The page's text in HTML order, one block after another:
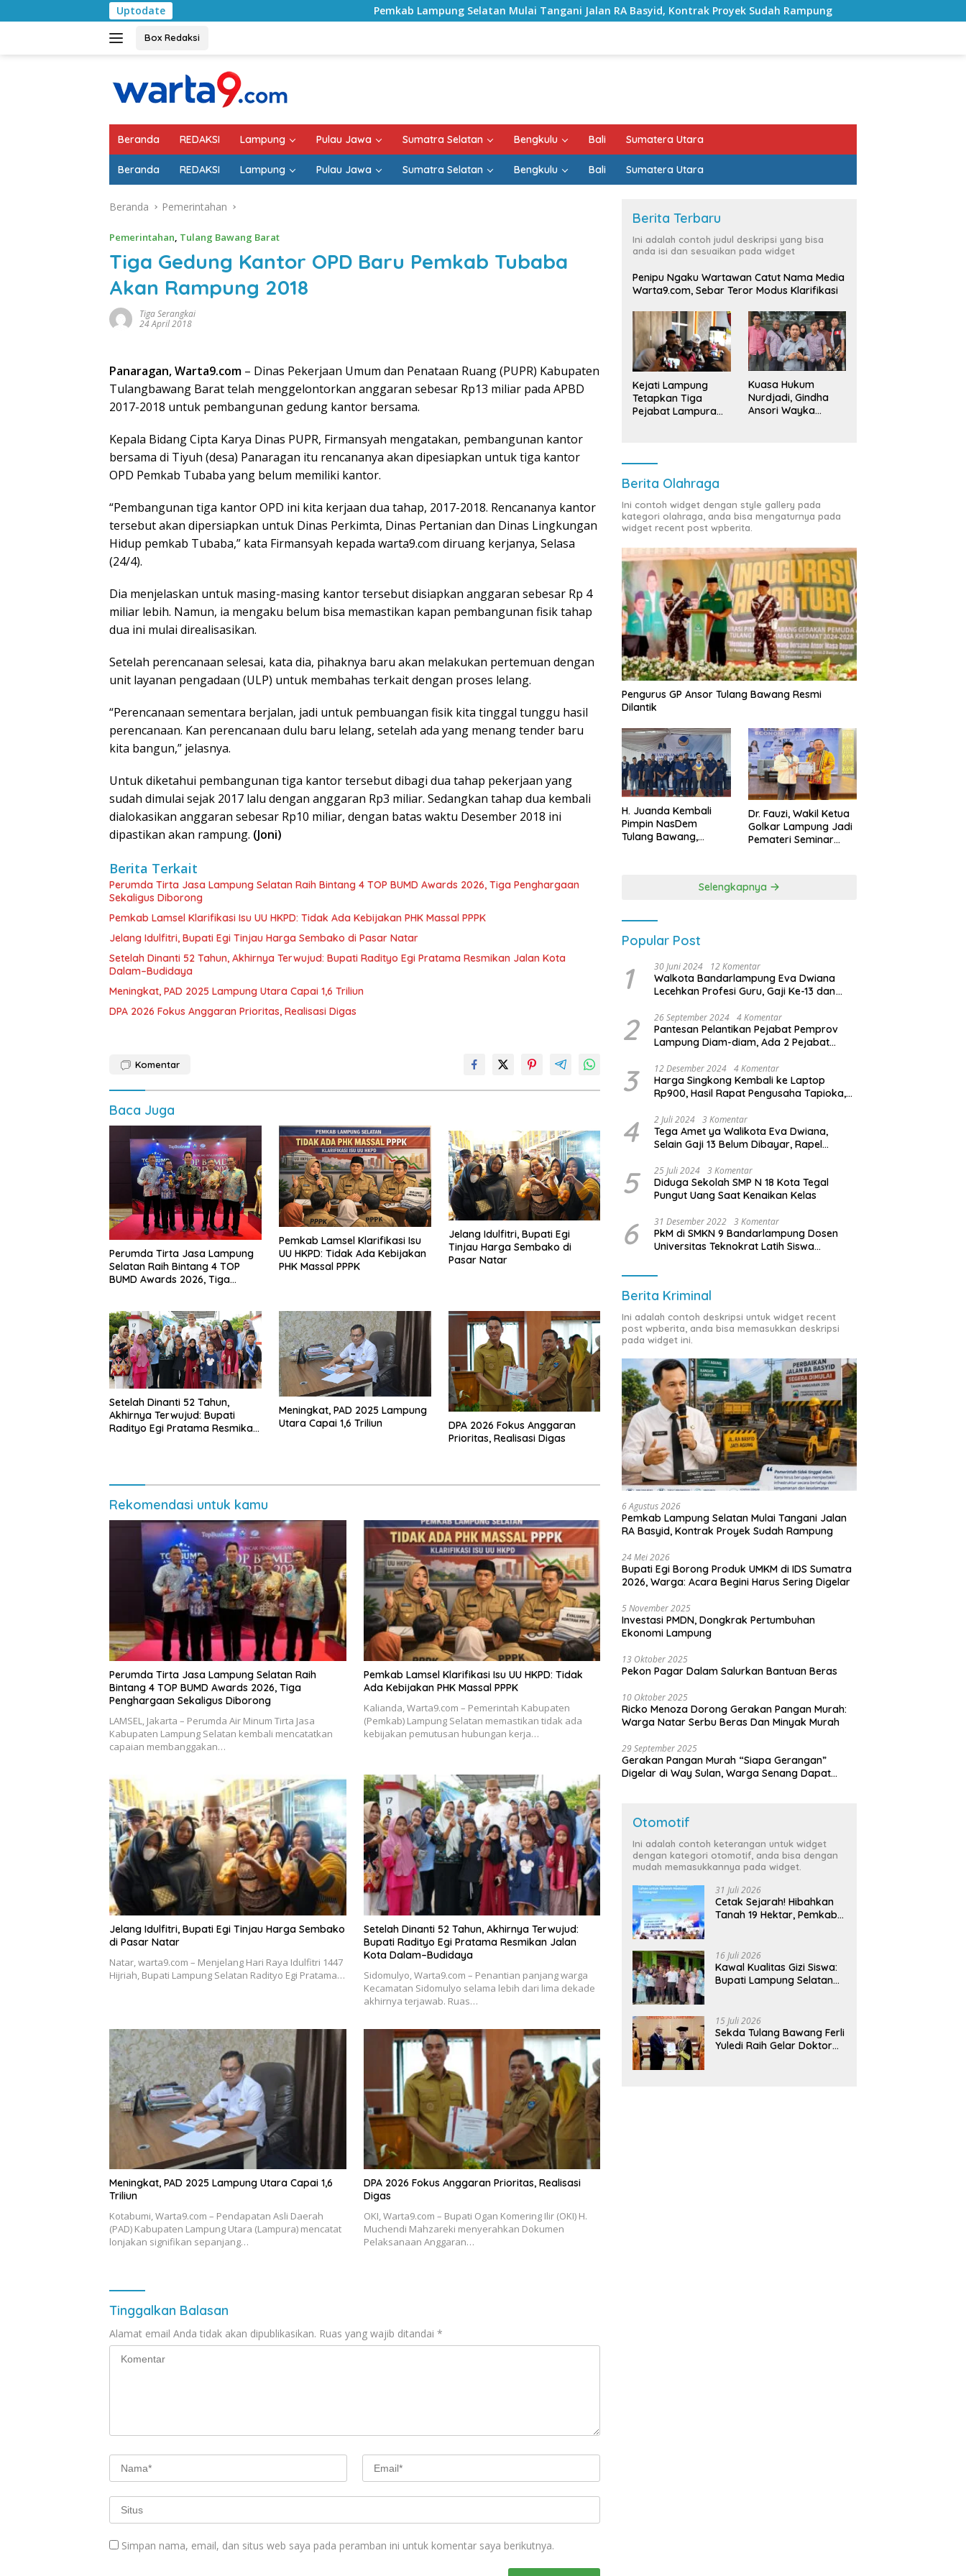
ke
Uptodate Pemkab Lampung Selatan Mulai Tangani Jalan RA Basyid, Kontrak Proyek Sudah Rampung Bulan Kemerdekaan, Bupati
Box Redaksi
Beranda REDAKSI Lampung Pulau Jawa Sumatra Selatan Bengkulu Bali Sumatera Utara
Beranda REDAKSI Lampung Pulau Jawa Sumatra Selatan Bengkulu Bali Sumatera Utara
Beranda Pemerintahan
Pemerintahan, Tulang Bawang Barat
Tiga Gedung Kantor OPD Baru Pemkab Tubaba
Akan Rampung 2018
Tiga Serangkai
24 April 2018
Panaragan, Warta9.com – Dinas Pekerjaan Umum dan Penataan Ruang (PUPR) Kabupaten
Tulangbawang Barat telah menggelontorkan anggaran sebesar Rp13 miliar pada APBD
2017-2018 untuk pembangunan gedung kantor bersama.
Kepala Bidang Cipta Karya Dinas PUPR, Firmansyah mengatakan, pembangunan kantor
bersama di Tiyuh (desa) Panaragan itu rencananya akan dipesiapkan untuk tiga kantor
OPD Pemkab Tubaba yang belum memiliki kantor.
“Pembangunan tiga kantor OPD ini kita kerjaan dua tahap, 2017-2018. Rencananya kantor
tersebut akan dipersiapkan untuk Dinas Perkimta, Dinas Pertanian dan Dinas Lingkungan
Hidup pemkab Tubaba,” kata Firmansyah kepada warta9.com diruang kerjanya, Selasa
(24/4).
Dia menjelaskan untuk masing-masing kantor tersebut disiapkan anggaran sebesar Rp 4
miliar lebih. Namun, ia mengaku belum bisa memastikan kapan pembangunan fisik tahap
dua ini mulai direalisasikan.
Setelah perencanaan selesai, kata dia, pihaknya baru akan melakukan pertemuan dengan
unit layanan pengadaan (ULP) untuk membahas terkait dengan proses lelang.
“Perencanaan sementara berjalan, jadi untuk pembuangan fisik kita tinggal tunggu hasil
perencanaan. Kan perencanaan dulu baru lelang, setelah ada yang menang tender baru
kita bangun,” jelasnya.
Untuk diketahui pembangunan tiga kantor tersebut dibagi dua tahap pekerjaan yang
sudah dimulai sejak 2017 lalu dengan anggaran Rp3 miliar. Sedangkan tahap dua kembali
dialokasikan anggaran sebesar Rp10 miliar, dengan batas waktu Desember 2018 ini
dipastikan akan rampung. (Joni)
Berita Terkait
Perumda Tirta Jasa Lampung Selatan Raih Bintang 4 TOP BUMD Awards 2026, Tiga Penghargaan
Sekaligus Diborong
Pemkab Lamsel Klarifikasi Isu UU HKPD: Tidak Ada Kebijakan PHK Massal PPPK
Jelang Idulfitri, Bupati Egi Tinjau Harga Sembako di Pasar Natar
Setelah Dinanti 52 Tahun, Akhirnya Terwujud: Bupati Radityo Egi Pratama Resmikan Jalan Kota
Dalam–Budidaya
Meningkat, PAD 2025 Lampung Utara Capai 1,6 Triliun
DPA 2026 Fokus Anggaran Prioritas, Realisasi Digas
Komentar
Baca Juga
Perumda Tirta Jasa Lampung
Selatan Raih Bintang 4 TOP
BUMD Awards 2026, Tiga
Pemkab Lamsel Klarifikasi Isu
UU HKPD: Tidak Ada Kebijakan
PHK Massal PPPK
Jelang Idulfitri, Bupati Egi
Tinjau Harga Sembako di
Pasar Natar
Setelah Dinanti 52 Tahun,
Akhirnya Terwujud: Bupati
Radityo Egi Pratama Resmikan
Meningkat, PAD 2025 Lampung
Utara Capai 1,6 Triliun
DPA 2026 Fokus Anggaran
Prioritas, Realisasi Digas
Rekomendasi untuk kamu
Perumda Tirta Jasa Lampung Selatan Raih
Bintang 4 TOP BUMD Awards 2026, Tiga
Penghargaan Sekaligus Diborong
LAMSEL, Jakarta – Perumda Air Minum Tirta Jasa
Kabupaten Lampung Selatan kembali mencatatkan
capaian membanggakan…
Pemkab Lamsel Klarifikasi Isu UU HKPD: Tidak
Ada Kebijakan PHK Massal PPPK
Kalianda, Warta9.com – Pemerintah Kabupaten
(Pemkab) Lampung Selatan memastikan tidak ada
kebijakan pemutusan hubungan kerja…
Jelang Idulfitri, Bupati Egi Tinjau Harga Sembako
di Pasar Natar
Natar, warta9.com – Menjelang Hari Raya Idulfitri 1447
Hijriah, Bupati Lampung Selatan Radityo Egi Pratama…
Setelah Dinanti 52 Tahun, Akhirnya Terwujud:
Bupati Radityo Egi Pratama Resmikan Jalan
Kota Dalam–Budidaya
Sidomulyo, Warta9.com – Penantian panjang warga
Kecamatan Sidomulyo selama lebih dari lima dekade
akhirnya terjawab. Ruas…
Meningkat, PAD 2025 Lampung Utara Capai 1,6
Triliun
Kotabumi, Warta9.com – Pendapatan Asli Daerah
(PAD) Kabupaten Lampung Utara (Lampura) mencatat
lonjakan signifikan sepanjang…
DPA 2026 Fokus Anggaran Prioritas, Realisasi
Digas
OKI, Warta9.com – Bupati Ogan Komering Ilir (OKI) H.
Muchendi Mahzareki menyerahkan Dokumen
Pelaksanaan Anggaran…
Tinggalkan Balasan
Alamat email Anda tidak akan dipublikasikan. Ruas yang wajib ditandai *
Simpan nama, email, dan situs web saya pada peramban ini untuk komentar saya berikutnya.
Berita Terbaru
Ini adalah contoh judul deskripsi yang bisa
anda isi dan sesuaikan pada widget
Penipu Ngaku Wartawan Catut Nama Media
Warta9.com, Sebar Teror Modus Klarifikasi
Kejati Lampung
Tetapkan Tiga
Pejabat Lampura
Kuasa Hukum
Nurdjadi, Gindha
Ansori Wayka
Berita Olahraga
Ini contoh widget dengan style gallery pada
kategori olahraga, anda bisa mengaturnya pada
widget recent post wpberita.
Pengurus GP Ansor Tulang Bawang Resmi
Dilantik
H. Juanda Kembali
Pimpin NasDem
Tulang Bawang,
Dr. Fauzi, Wakil Ketua
Golkar Lampung Jadi
Pemateri Seminar
Kebangsaan
Selengkapnya
Popular Post
1 30 Juni 2024 12 Komentar
Walkota Bandarlampung Eva Dwiana
Lecehkan Profesi Guru, Gaji Ke-13 dan
2 26 September 2024 4 Komentar
Pantesan Pelantikan Pejabat Pemprov
Lampung Diam-diam, Ada 2 Pejabat
3 12 Desember 2024 4 Komentar
Harga Singkong Kembali ke Laptop
Rp900, Hasil Rapat Pengusaha Tapioka,
Lampung
4 2 Juli 2024 3 Komentar
Tega Amet ya Walikota Eva Dwiana,
Selain Gaji 13 Belum Dibayar, Rapel
Dibayar
5 25 Juli 2024 3 Komentar
Diduga Sekolah SMP N 18 Kota Tegal
Pungut Uang Saat Kenaikan Kelas
6 31 Desember 2022 3 Komentar
PkM di SMKN 9 Bandarlampung Dosen
Universitas Teknokrat Latih Siswa
Berita Kriminal
Ini adalah contoh deskripsi untuk widget recent
post wpberita, anda bisa memasukkan deskripsi
pada widget ini.
6 Agustus 2026
Pemkab Lampung Selatan Mulai Tangani Jalan
RA Basyid, Kontrak Proyek Sudah Rampung
24 Mei 2026
Bupati Egi Borong Produk UMKM di IDS Sumatra
2026, Warga: Acara Begini Harus Sering Digelar
5 November 2025
Investasi PMDN, Dongkrak Pertumbuhan
Ekonomi Lampung
13 Oktober 2025
Pekon Pagar Dalam Salurkan Bantuan Beras
10 Oktober 2025
Ricko Menoza Dorong Gerakan Pangan Murah:
Warga Natar Serbu Beras Dan Minyak Murah
29 September 2025
Gerakan Pangan Murah “Siapa Gerangan”
Digelar di Way Sulan, Warga Senang Dapat
Otomotif
Ini adalah contoh keterangan untuk widget
dengan kategori otomotif, anda bisa dengan
mudah memasukkannya pada widget.
31 Juli 2026
Cetak Sejarah! Hibahkan
Tanah 19 Hektar, Pemkab
Terintegrasi Pertama di
Lampung
16 Juli 2026
Kawal Kualitas Gizi Siswa:
Bupati Lampung Selatan
Bergizi Gratis di Natar
15 Juli 2026
Sekda Tulang Bawang Ferli
Yuledi Raih Gelar Doktor